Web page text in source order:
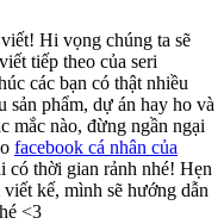
Hi vọng chúng ta sẽ
tiếp theo của seri
các bạn có thật nhiều
sản phẩm, dự án hay ho và
mắc nào, đừng ngần ngại
facebook cá nhân của
có thời gian rảnh nhé! Hẹn
kế, mình sẽ hướng dẫn
<3